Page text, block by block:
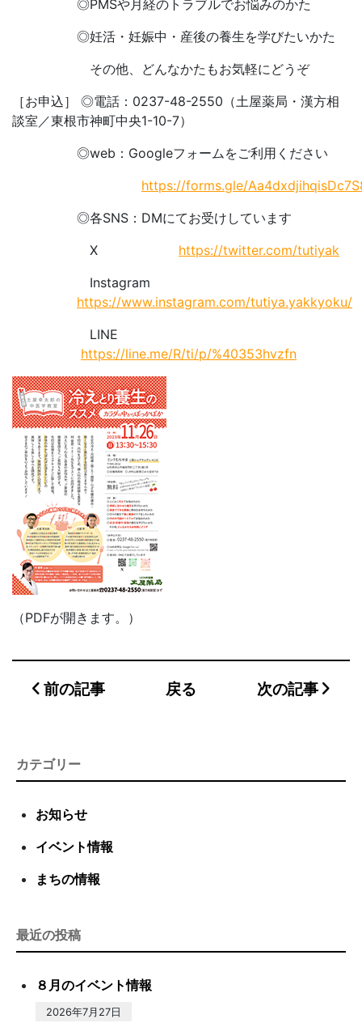
◎PMSや月経のトラブルでお悩みのかた
◎妊活・妊娠中・産後の養生を学びたいかた
その他、どんなかたもお気軽にどうぞ
［お申込］ ◎電話：0237-48-2550（土屋薬局・漢方相
談室／東根市神町中央1-10-7）
◎web：Googleフォームをご利用ください
https://forms.gle/
◎各SNS：DMにてお受けしています
X https://twitter.com/tutiyak
Instagram
https://www.instagram.com/tutiya.yakkyoku/
LINE
https://line.me/R/ti/p/%40353hvzfn
（PDFが開きます。）
前の記事 戻る 次の記事
カテゴリー
お知らせ
イベント情報
まちの情報
最近の投稿
８月のイベント情報
2026年7月27日